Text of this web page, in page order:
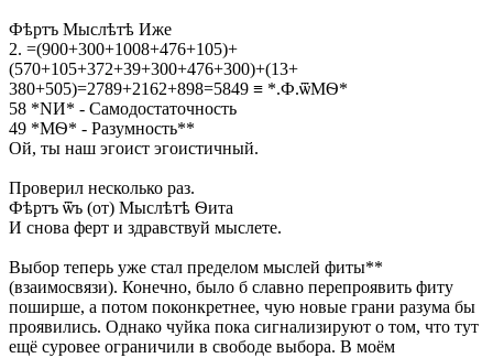
Фѣртъ Мыслѣтѣ Иже
2. =(900+300+1008+476+105)+
(570+105+372+39+300+476+300)+(13+
380+505)=2789+2162+898=5849 ≡ *.Ф.ѿМѲ*
58 *NИ* - Самодостаточность
49 *МѲ* - Разумность**
Ой, ты наш эгоист эгоистичный.
Проверил несколько раз.
Фѣртъ ѿъ (от) Мыслѣтѣ Ѳита
И снова ферт и здравствуй мыслете.
Выбор теперь уже стал пределом мыслей фиты**
(взаимосвязи). Конечно, было б славно перепроявить фиту
поширше, а потом поконкретнее, чую новые грани разума бы
проявились. Однако чуйка пока сигнализируют о том, что тут
ещё суровее ограничили в свободе выбора. В моём